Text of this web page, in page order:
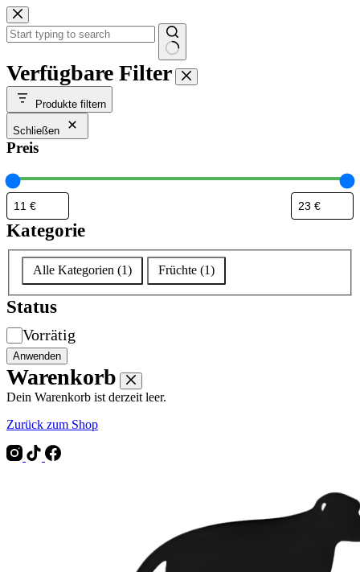
Zum
Inhalt
springen
Keine
Ergebnisse
Verfügbare Filter
Produkte filtern
Schließen
Preis
Kategorie
Kategorie
Alle Kategorien (1) Früchte (1)
Status
Verfügbarkeit
Vorrätig
Anwenden
Warenkorb
Dein Warenkorb ist derzeit leer.
Zurück zum Shop